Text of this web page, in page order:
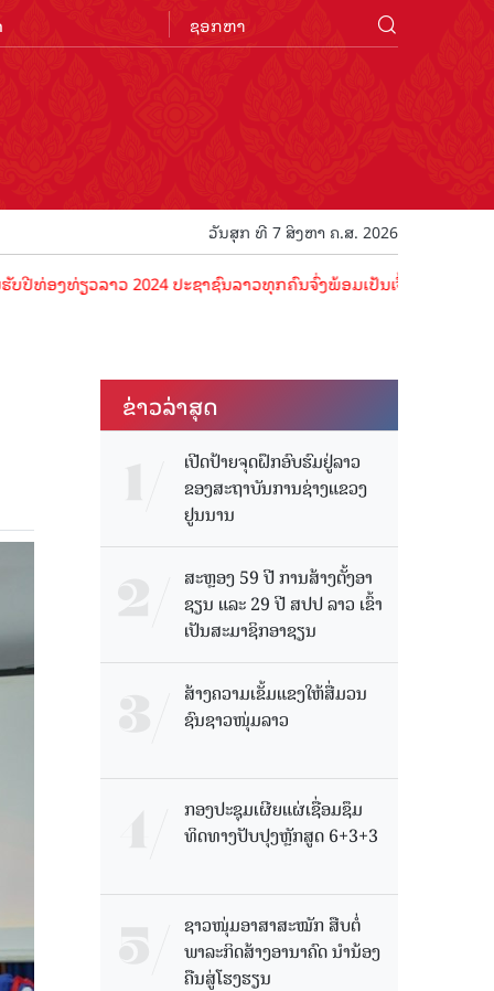
ວັນສຸກ ທີ 7 ສິງຫາ ຄ.ສ. 2026
ທ່ຽວລາວ 2024 ປະຊາຊົນລາວທຸກຄົນຈົ່ງພ້ອມເປັນເຈົ້າພາບທີ່ດີ ຕ້ອນຮັບ
ຂ່າວ​ລ່າ​ສຸດ
ເປີດປ້າຍຈຸດຝຶກອົບຮົມຢູ່ລາວ
ຂອງສະຖາບັນການຊ່າງແຂວງ
ຢູນນານ
ສະຫຼອງ 59 ປີ ການສ້າງຕັ້ງອາ
ຊຽນ ແລະ 29 ປີ ສປປ ລາວ ເຂົ້າ
ເປັນສະມາຊິກອາຊຽນ
ສ້າງຄວາມເຂັ້ມແຂງໃຫ້ສື່ມວນ
ຊົນຊາວໜຸ່ມລາວ
ກອງປະຊຸມເຜີຍແຜ່ເຊື່ອມຊຶມ
ທິດທາງປັບປຸງຫຼັກສູດ 6+3+3
ຊາວໜຸ່ມອາສາສະໝັກ ສືບຕໍ່
ພາລະກິດສ້າງອານາຄົດ ນໍານ້ອງ
ຄືນສູ່ໂຮງຮຽນ